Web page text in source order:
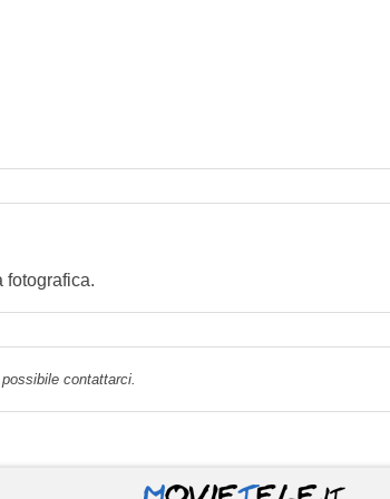
fotografica.
contattarci.